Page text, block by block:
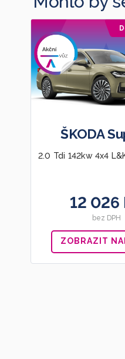
ŠKODA
2.0 Tdi 142kw 4x4
12 026
bez DPH
ZOBRAZIT